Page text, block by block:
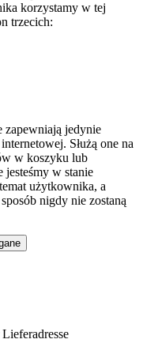
korzystamy w tej
trzecich:
zapewniają jedynie
Służą one na
w koszyku lub
w stanie
użytkownika, a
nigdy nie zostaną